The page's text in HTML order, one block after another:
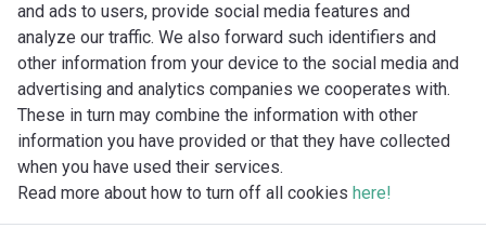
and ads to users, provide social media features and
analyze our traffic. We also forward such identifiers and
other information from your device to the social media and
advertising and analytics companies we cooperates with.
These in turn may combine the information with other
information you have provided or that they have collected
when you have used their services.
Read more about how to turn off all cookies here!
Imprint